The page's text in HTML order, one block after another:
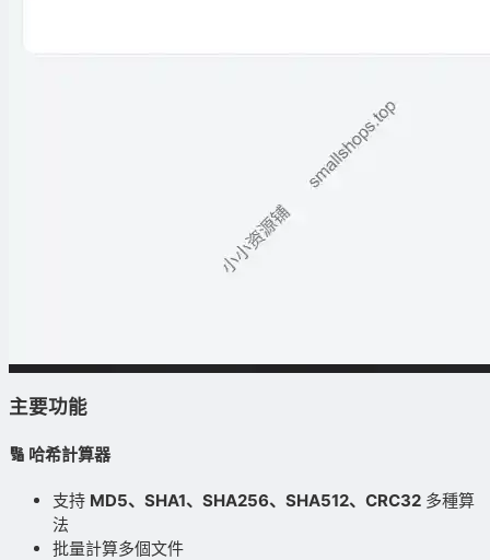
主要功能
🔢 哈希計算器
支持 MD5、SHA1、SHA256、SHA512、CRC32 多種算
法
批量計算多個文件